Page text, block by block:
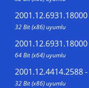
2001.12.6931.18000
32 Bit (x86) uyumlu
2001.12.6931.18000
64 Bit (x64) uyumlu
2001.12.4414.2588-
32 Bit (x86) uyumlu